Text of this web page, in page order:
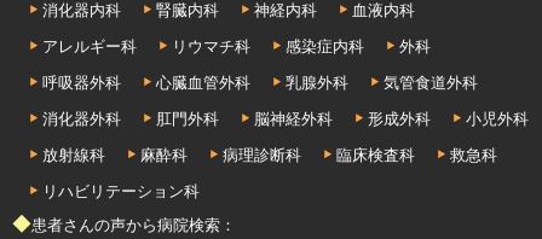
消化器内科
腎臓内科 神経内科
血液内科
アレルギー科
リウマチ科 感染症内科
外科
呼吸器外科
心臓血管外科 乳腺外科
気管食道外科
消化器外科
肛門外科 脳神経外科 形成外科
小児外科
放射線科
麻酔科 病理診断科 臨床検査科
救急科
リハビリテーション科
◆患者さんの声から病院検索：